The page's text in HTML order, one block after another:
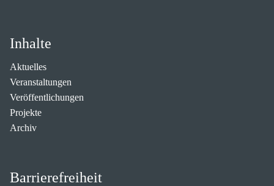
Inhalte
Aktuelles
Veranstaltungen
Veröffentlichungen
Projekte
Archiv
Barrierefreiheit